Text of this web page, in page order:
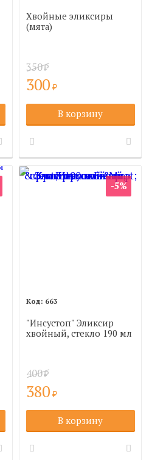
Хвойные эликсиры
(мята)
350₽
300₽
В корзину
-5%
663
"Инсустоп" Эликсир
хвойный, стекло 190 мл
400₽
380₽
В корзину